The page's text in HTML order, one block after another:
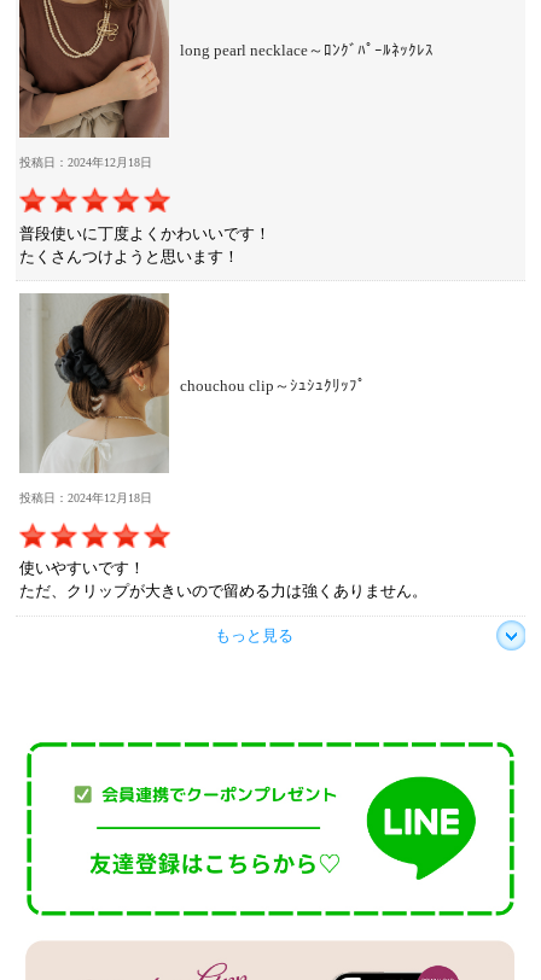
long pearl necklace～ﾛﾝｸﾞﾊﾟｰﾙﾈｯｸﾚｽ
投稿日：2024年12月18日
普段使いに丁度よくかわいいです！
たくさんつけようと思います！
chouchou clip～ｼｭｼｭｸﾘｯﾌﾟ
投稿日：2024年12月18日
使いやすいです！
ただ、クリップが大きいので留める力は強くありません。
もっと見る